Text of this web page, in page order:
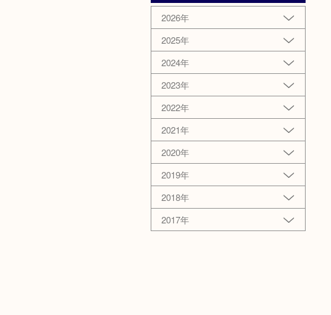
2026年
2025年
2024年
2023年
2022年
2021年
2020年
2019年
2018年
2017年